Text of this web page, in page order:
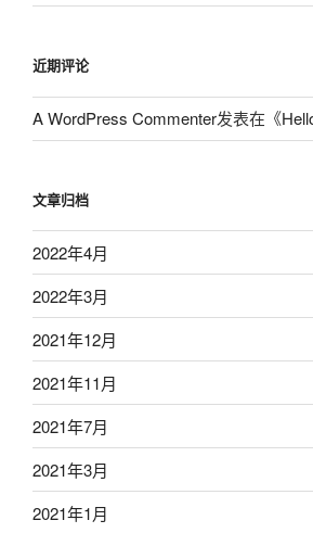
近期评论
A WordPress Commenter发表在《
文章归档
2022年4月
2022年3月
2021年12月
2021年11月
2021年7月
2021年3月
2021年1月